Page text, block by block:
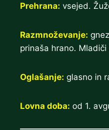
Prehrana: vsejed.
Razmnoževanje:
prinaša hrano.
Oglašanje: glasno in
Lovna doba: od 1.